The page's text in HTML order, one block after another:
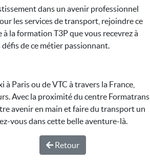
dans un avenir professionnel
les services de transport, rejoindre ce
la formation T3P que vous recevrez à
de ce métier passionnant.
Paris ou de VTC à travers la France,
Avec la proximité du centre Formatrans
avenir en main et faire du transport un
vous dans cette belle aventure-là.
Retour